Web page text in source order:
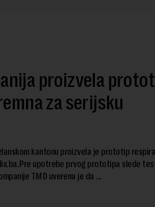
proizvela
za serijsku
kantonu proizvela je prototip
upotrebe prvog prototipa slede
TMD uverena je da ...